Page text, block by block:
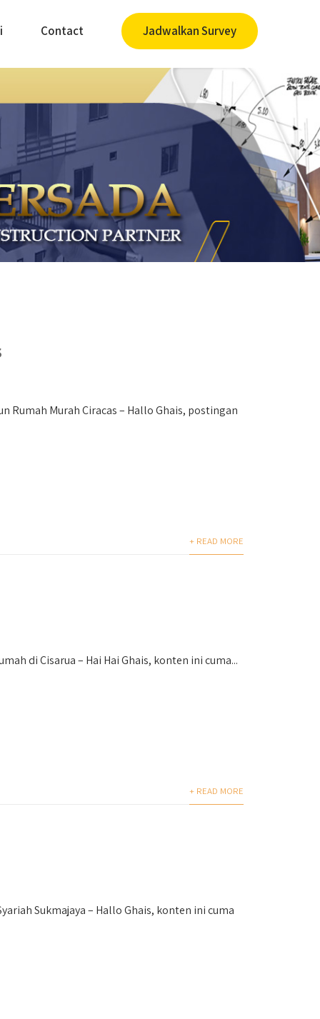
Contact Jadwalkan Survey
Rumah Murah Ciracas – Hallo Ghais, postingan
+ READ MORE
di Cisarua – Hai Hai Ghais, konten ini cuma...
+ READ MORE
Sukmajaya – Hallo Ghais, konten ini cuma